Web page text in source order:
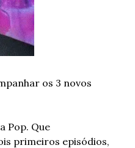
os 3 novos
Pop. Que
primeiros episódios,